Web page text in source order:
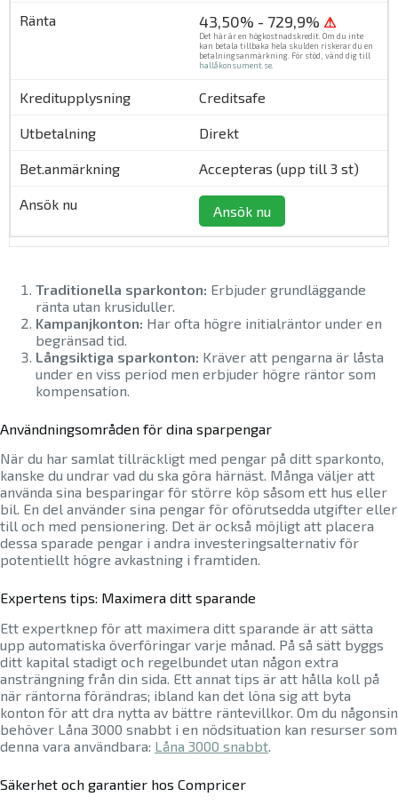
43,50% - 729,9% ⚠
Det här är en högkostnadskredit. Om du inte
kan betala tillbaka hela skulden riskerar du en
betalningsanmärkning. För stöd, vänd dig till
hallåkonsument.se
Creditsafe
Direkt
Accepteras (upp till 3 st)
Ansök nu
Traditionella sparkonton: Erbjuder grundläggande
ränta utan krusiduller.
Kampanjkonton: Har ofta högre initialräntor under en
begränsad tid.
Långsiktiga sparkonton: Kräver att pengarna är låsta
under en viss period men erbjuder högre räntor som
kompensation.
Användningsområden för dina sparpengar
När du har samlat tillräckligt med pengar på ditt sparkonto,
kanske du undrar vad du ska göra härnäst. Många väljer att
använda sina besparingar för större köp såsom ett hus eller
bil. En del använder sina pengar för oförutsedda utgifter eller
till och med pensionering. Det är också möjligt att placera
dessa sparade pengar i andra investeringsalternativ för
potentiellt högre avkastning i framtiden.
Expertens tips: Maximera ditt sparande
Ett expertknep för att maximera ditt sparande är att sätta
upp automatiska överföringar varje månad. På så sätt byggs
ditt kapital stadigt och regelbundet utan någon extra
ansträngning från din sida. Ett annat tips är att hålla koll på
när räntorna förändras; ibland kan det löna sig att byta
konton för att dra nytta av bättre räntevillkor. Om du någonsin
behöver Låna 3000 snabbt i en nödsituation kan resurser som
denna vara användbara: Låna 3000 snabbt.
Säkerhet och garantier hos Compricer